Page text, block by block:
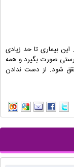
بیماری تا حد زیادی
صورت بگیرد و همه
شود. از دست ندادن